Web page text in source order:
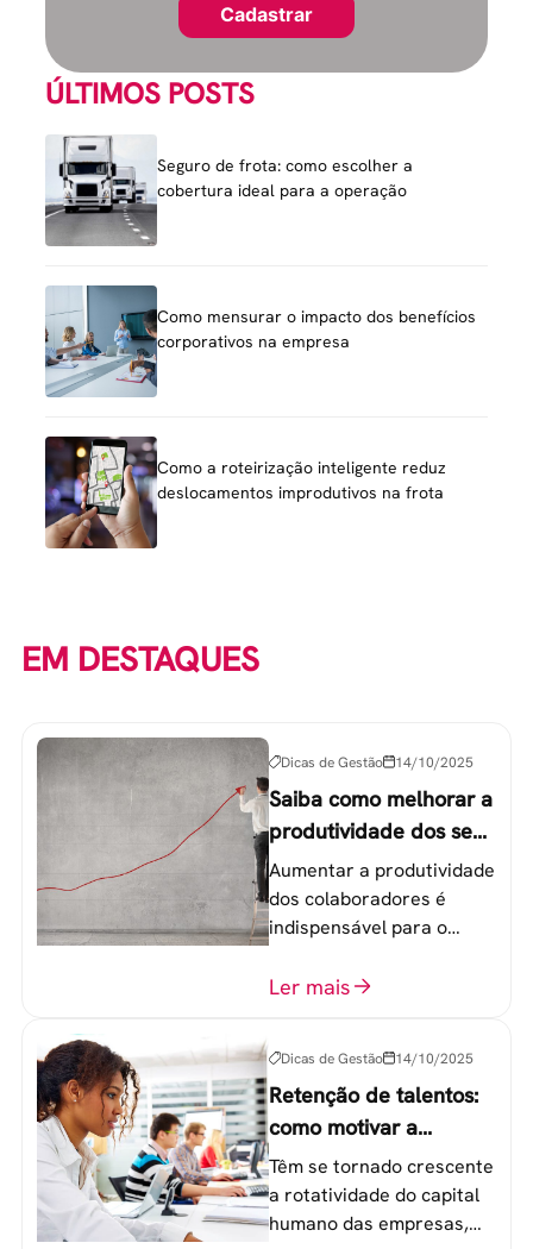
ÚLTIMOS POSTS
Seguro de frota: como escolher a
cobertura ideal para a operação
Como mensurar o impacto dos benefícios
corporativos na empresa
Como a roteirização inteligente reduz
deslocamentos improdutivos na frota
EM DESTAQUES
Dicas de Gestão 14/10/2025
Saiba como melhorar a
produtividade dos seus
colaboradores
Aumentar a produtividade
dos colaboradores é
indispensável para o
equipe de trabalho. 6
Ler mais
Dicas de Gestão 14/10/2025
Retenção de talentos:
como motivar a
geração Y nas
empresas?
Têm se tornado crescente
a rotatividade do capital
humano das empresas,